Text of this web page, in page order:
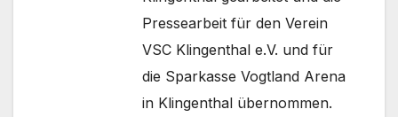
Pressearbeit für den Verein
VSC Klingenthal e.V. und für
die Sparkasse Vogtland Arena
in Klingenthal übernommen.